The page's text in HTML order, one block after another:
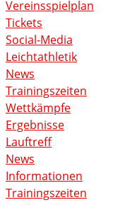
Vereinsspielplan
Tickets
Social-Media
Leichtathletik
News
Trainingszeiten
Wettkämpfe
Ergebnisse
Lauftreff
News
Informationen
Trainingszeiten